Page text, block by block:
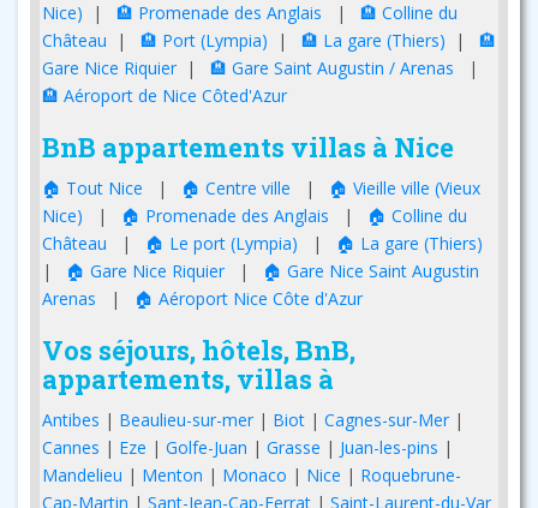
Nice) | 🏨 Promenade des Anglais | 🏨 Colline du
Château | 🏨 Port (Lympia) | 🏨 La gare (Thiers) | 🏨
Gare Nice Riquier | 🏨 Gare Saint Augustin / Arenas |
🏨 Aéroport de Nice Côted'Azur
BnB appartements villas à Nice
🏠 Tout Nice | 🏠 Centre ville |
🏠 Vieille ville (Vieux
Nice) | 🏠 Promenade des Anglais |
🏠 Colline du
Château | 🏠 Le port (Lympia) |
🏠 La gare (Thiers)
|
🏠 Gare Nice Riquier |
🏠 Gare Nice Saint Augustin
Arenas | 🏠 Aéroport Nice Côte d'Azur
Vos séjours, hôtels, BnB,
appartements, villas à
Antibes | Beaulieu-sur-mer | Biot | Cagnes-sur-Mer |
Cannes | Eze | Golfe-Juan | Grasse | Juan-les-pins |
Mandelieu | Menton | Monaco | Nice | Roquebrune-
Cap-Martin | Sant-Jean-Cap-Ferrat | Saint-Laurent-du-Var